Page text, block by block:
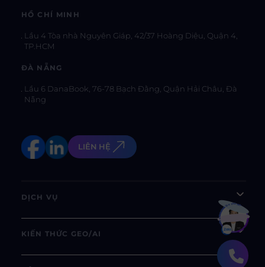
HỒ CHÍ MINH
Lầu 4 Tòa nhà Nguyên Giáp, 42/37 Hoàng Diệu, Quận 4,
TP.HCM
ĐÀ NẴNG
Lầu 6 DanaBook, 76-78 Bạch Đằng, Quận Hải Châu, Đà
Nẵng
LIÊN HỆ
DỊCH VỤ
KIẾN THỨC GEO/AI
Bạn muốn hiểu thêm?Xem chi tiết